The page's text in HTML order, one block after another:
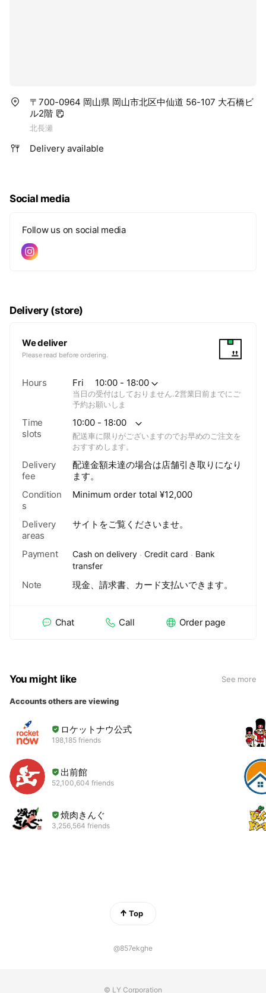
〒700-0964 岡山県 岡山市北区中仙道 56-107 大石橋ビ
ル2階
北長瀬
Delivery available
Social media
Follow us on social media
Delivery (store)
We deliver
Please read before ordering.
Hours Fri 10:00 - 18:00
当日の受付はしておりません.2営業日前までにご
予約お願いしま
Time
slots
10:00 - 18:00
配送車に限りがございますのでお早めのご注文を
おすすめします。
Delivery
fee
配達金額未達の場合は店舗引き取りになり
ます。
Condition
s
Minimum order total ¥12,000
Delivery
areas
サイトをご覧くださいませ。
Payment Cash on delivery Credit card
Bank
transfer
Note 現金、請求書、カード支払いできます。
Chat Call Order page
You might like See more
Accounts others are viewing
ロケットナウ公式
198,185 friends
出前館
52,100,604 friends
焼肉きんぐ
3,256,564 friends
Top
@857ekghe
© LY Corporation